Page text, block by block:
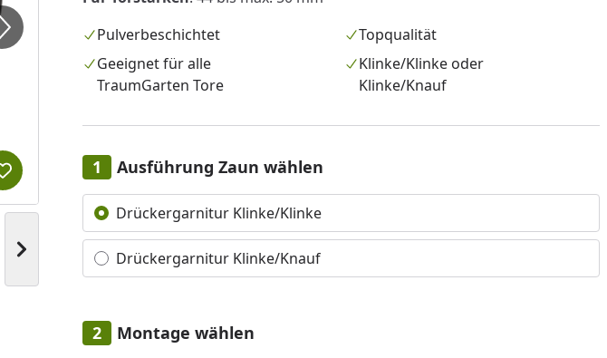
Nächstes Bild anzeigen
Produkt zur Wunschliste hinzufügen
Pulverbeschichtet
Topqualität
Geeignet für alle
TraumGarten Tore
Klinke/Klinke oder
Klinke/Knauf
Ausführung Zaun wählen
Alle anzeigen (2)
Drückergarnitur Klinke/Klinke
Drückergarnitur Klinke/Knauf
Montage wählen